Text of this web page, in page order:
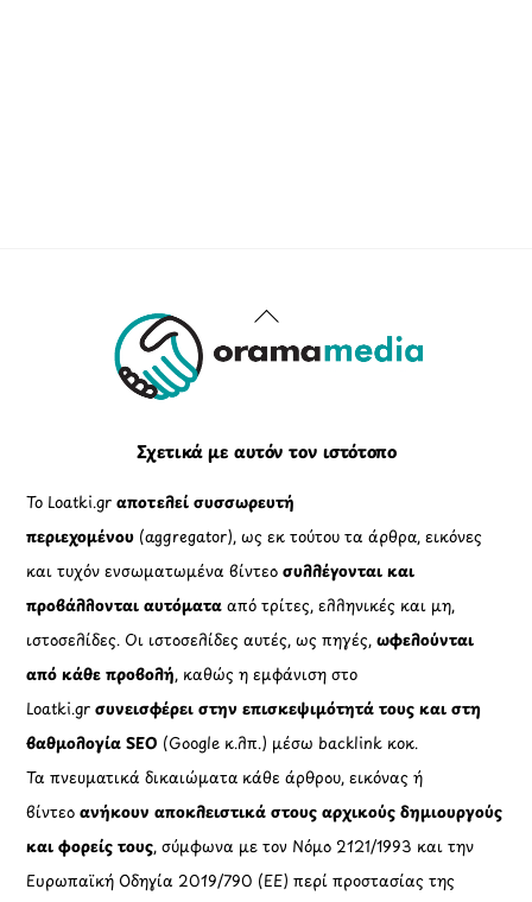
Back
To
Σχετικά με αυτόν τον ιστότοπο
Το Loatki.grαποτελεί συσσωρευτή
περιεχομένου (aggregator), ως εκ τούτου τα άρθρα, εικόνες
και τυχόν ενσωματωμένα βίντεοσυλλέγονται και
προβάλλονται αυτόματααπό τρίτες, ελληνικές και μη,
ιστοσελίδες. Οι ιστοσελίδες αυτές, ως πηγές,ωφελούνται
από κάθε προβολή, καθώς η εμφάνιση στο
Loatki.gr συνεισφέρει στην επισκεψιμότητά τους και στη
βαθμολογία SEO (Google κ.λπ.) μέσω backlink κοκ.
Τα πνευματικά δικαιώματα κάθε άρθρου, εικόνας ή
βίντεοανήκουν αποκλειστικά στους αρχικούς δημιουργούς
και φορείς τους, σύμφωνα με τον Νόμο 2121/1993 και την
Ευρωπαϊκή Οδηγία 2019/790 (ΕΕ) περί προστασίας της